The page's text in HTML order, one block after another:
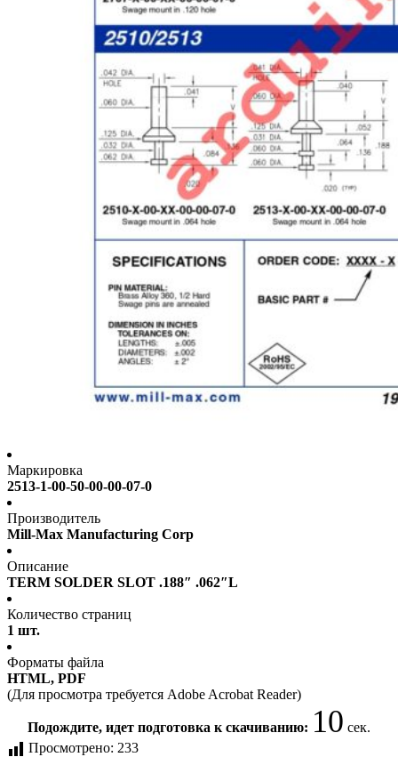
Маркировка
2513-1-00-50-00-00-07-0
Производитель
Mill-Max Manufacturing Corp
Описание
TERM SOLDER SLOT .188″ .062″L
Количество страниц
1 шт.
Форматы файла
HTML, PDF
(Для просмотра требуется Adobe Acrobat Reader)
Подождите, идет подготовка к скачиванию: 10 сек.
Просмотрено: 233